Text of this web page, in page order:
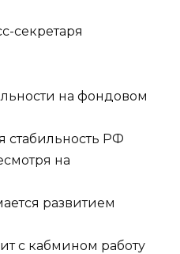
секретаря
на фондовом
РФ
на
развитием
с кабмином работу